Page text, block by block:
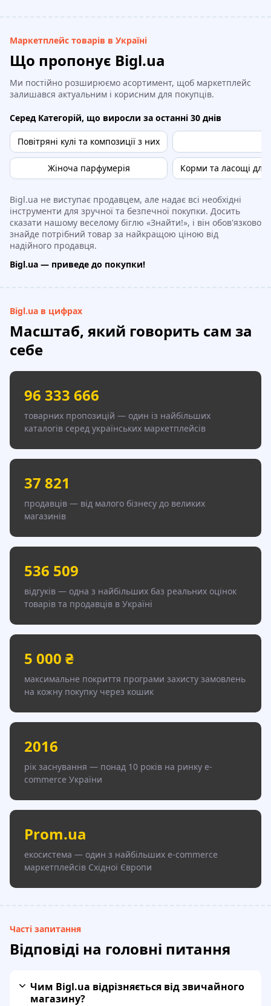
Маркетплейс товарів в Україні
Що пропонує Bigl.ua
Ми постійно розширюємо асортимент, щоб маркетплейс
залишався актуальним і корисним для покупців.
Серед Категорій, що виросли за останні 30 днів
Повітряні кулі та композиції з них
Жіноча парфумерія Корми та ласощі для
Bigl.ua не виступає продавцем, але надає всі необхідні
інструменти для зручної та безпечної покупки. Досить
сказати нашому веселому біглю «Знайти!», і він обов'язково
знайде потрібний товар за найкращою ціною від
надійного продавця.
Bigl.ua — приведе до покупки!
Bigl.ua в цифрах
Масштаб, який говорить сам за
себе
96 333 666
товарних пропозицій — один із найбільших
каталогів серед українських маркетплейсів
37 821
продавців — від малого бізнесу до великих
магазинів
536 509
відгуків — одна з найбільших баз реальних оцінок
товарів та продавців в Україні
5 000 ₴
максимальне покриття програми захисту замовлень
на кожну покупку через кошик
2016
рік заснування — понад 10 років на ринку e-
commerce України
Prom.ua
екосистема — один з найбільших e-commerce
маркетплейсів Східної Європи
Часті запитання
Відповіді на головні питання
Чим Bigl.ua відрізняється від звичайного
магазину?